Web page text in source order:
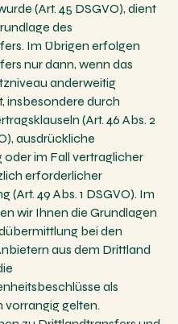
(Art. 45 DSGVO), dient
des
Im Übrigen erfolgen
nur dann, wenn das
anderweitig
insbesondere durch
(Art. 46 Abs. 2
ausdrückliche
oder im Fall vertraglicher
erforderlicher
(Art. 49 Abs. 1 DSGVO). Im
wir Ihnen die Grundlagen
bei den
aus dem Drittland
als
vorrangig gelten.